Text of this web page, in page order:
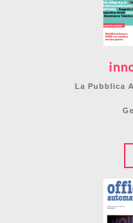
La Pubblica